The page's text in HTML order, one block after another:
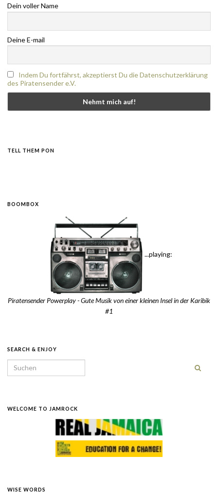
Dein voller Name
Deine E-mail
Indem Du fortfährst, akzeptierst Du die Datenschutzerklärung
des Piratensender e.V.
TELL THEM PON
BOOMBOX
...playing:
Piratensender Powerplay - Gute Musik von einer kleinen Insel in der Karibik
#1
SEARCH & ENJOY
Search for:
WELCOME TO JAMROCK
WISE WORDS